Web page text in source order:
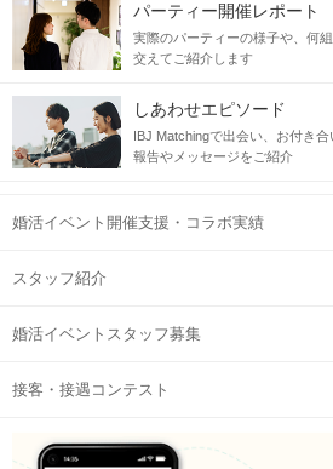
当日の流れ
STEP1 受付開始
パーティー開催レポート
実際のパーティーの様子や、何
交えてご紹介します
しあわせエピソード
IBJ Matchingで出会い、お付き
報告やメッセージをご紹介
婚活イベント開催支援・コラボ実績
スタッフ紹介
婚活イベントスタッフ募集
接客・接遇コンテスト